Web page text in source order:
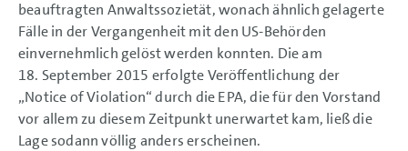
beauftragten Anwaltssozietät, wonach ähnlich gelagerte
Fälle in der Vergangenheit mit den US-Behörden
einvernehmlich gelöst werden konnten. Die am
18. September 2015 erfolgte Veröffentlichung der
„Notice of Violation“ durch die EPA, die für den Vorstand
vor allem zu diesem Zeitpunkt unerwartet kam, ließ die
Lage sodann völlig anders erscheinen.